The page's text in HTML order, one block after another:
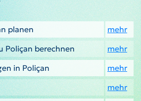
planen
mehr
Poliçan berechnen
mehr
in Poliçan
mehr
mehr